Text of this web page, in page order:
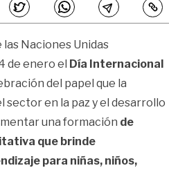
las Naciones Unidas
de enero el Día Internacional
del papel que la
en la paz y el desarrollo
una formación de
que brinde
para niñas, niños,